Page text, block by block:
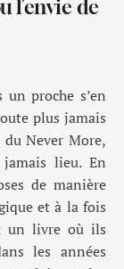
l’envie de
proche s’en
plusjamais
Never More,
jamais lieu. En
de manière
et à la fois
un livreoù ils
les années